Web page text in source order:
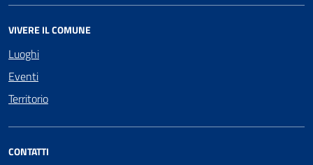
VIVERE IL COMUNE
Luoghi
Eventi
Territorio
CONTATTI